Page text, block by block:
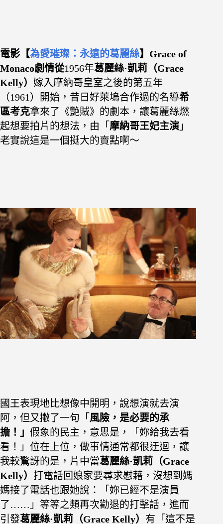
電影【為愛璀璨：永遠的葛麗絲】Grace of
Monaco劇情從1956年葛麗絲·凱莉（Grace
Kelly） 嫁入摩納哥皇室之後的第五年
（1961）開始，昔日好萊塢合作過的名導希
區考克拿來了《艷賊》的劇本，讓葛麗絲燃
起想要拍片的想法，由「 摩納哥王妃主演 」
老實說這是一個挺大的賣點啊～
國王表現地比想像中開明，說想演就去演
阿，但又撇了一句「 風險，是必要的承
擔！」 假象的民主，意思是，「妳給我去看
看！」位在上位，做事情通常都很迂迴，讓
我較驚訝的是，片中當葛麗絲·凱莉（Grace
Kelly） 打電話回娘家要尋求慰藉，沒想到媽
媽接了電話也跟她說：「妳已經不是演員
了……」等等之類再次勸退的打擊話，進而
引發葛麗絲·凱莉（Grace Kelly） 有「這不是